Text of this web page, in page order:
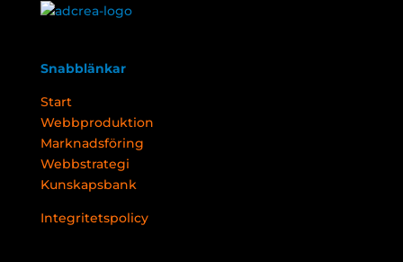
Snabblänkar
Start
Webbproduktion
Marknadsföring
Webbstrategi
Kunskapsbank
Integritetspolicy